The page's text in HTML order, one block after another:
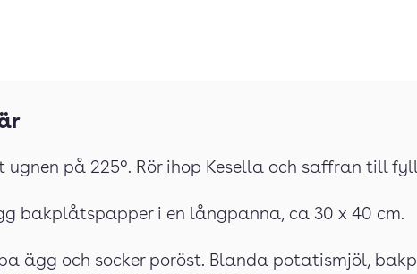
ugnen på 225°. Rör ihop Kesella och saffran till
bakplåtspapper i en långpanna, ca 30 x 40 cm.
ägg och socker poröst. Blanda potatismjöl,